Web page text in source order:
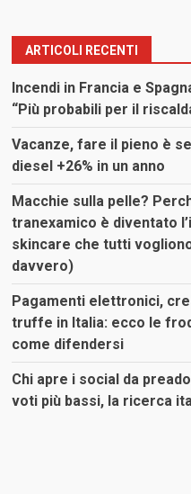
ARTICOLI RECENTI
Incendi in Francia e
“Più probabili per il
Vacanze, fare il pieno è
diesel +26% in un anno
Macchie sulla pelle?
tranexamico è diventato
skincare che tutti
davvero)
Pagamenti elettronici,
truffe in Italia: ecco le
come difendersi
Chi apre i social da
voti più bassi, la ricerca